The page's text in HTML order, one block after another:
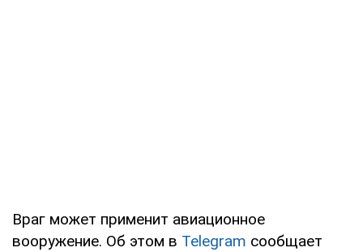
Враг может применит авиационное
вооружение. Об этом в Telegram сообщает